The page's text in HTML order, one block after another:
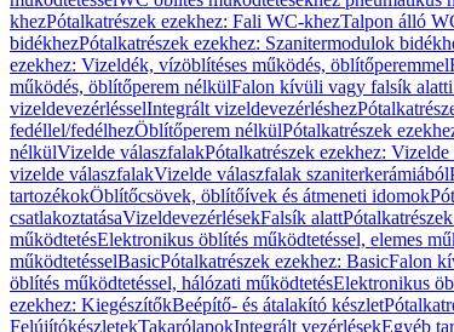
khezPótalkatrészek ezekhez: Fali WC-khezTalpon álló
bidékhezPótalkatrészek ezekhez: Szanitermodulok
ezekhez: Vizeldék, vízöblítéses működés, öblítőperemmel
működés, öblítőperem nélkülFalon kívüli vagy falsík
vizeldevezérlésselIntegrált vizeldevezérléshez
fedéllel/fedélhezÖblítőperem nélkülPótalkatrészek
nélkülVizelde válaszfalakPótalkatrészek ezekhez:
vizelde válaszfalakVizelde válaszfalak szaniterkerámiából
tartozékokÖblítőcsövek, öblítőívek és átmeneti idomok
csatlakoztatásaVizeldevezérlésekFalsík alatt
működtetésElektronikus öblítés működtetéssel, elemes
működtetésselBasicPótalkatrészek ezekhez: BasicFalon
öblítés működtetéssel, hálózati működtetésElektronikus
ezekhez: KiegészítőkBeépítő- és átalakító készlet
FelújítókészletekTakarólapokIntegrált vezérlésekEgyéb